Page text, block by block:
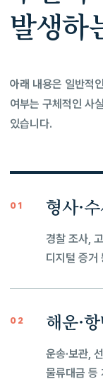
발생하
아래 내용은 일반적
여부는 구체적인 사
있습니다.
01 형사·
경찰 조사,
디지털 증거
02 해운·
운송·보관,
물류대금 등